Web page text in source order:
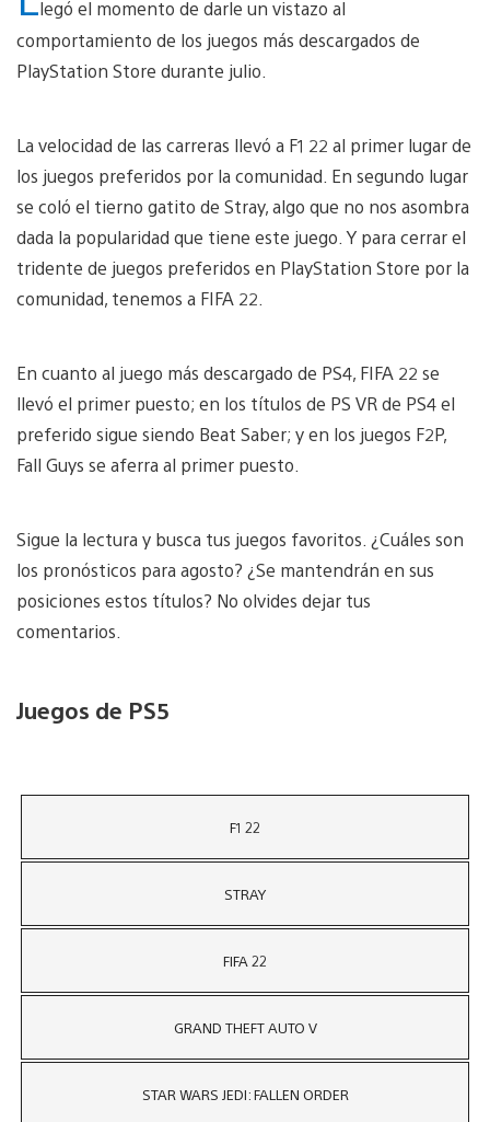
legó el momento de darle un vistazo al
comportamiento de los juegos más descargados de
PlayStation Store durante julio.
La velocidad de las carreras llevó a F1 22 al primer lugar de
los juegos preferidos por la comunidad. En segundo lugar
se coló el tierno gatito de Stray, algo que no nos asombra
dada la popularidad que tiene este juego. Y para cerrar el
tridente de juegos preferidos en PlayStation Store por la
comunidad, tenemos a FIFA 22.
En cuanto al juego más descargado de PS4, FIFA 22 se
llevó el primer puesto; en los títulos de PS VR de PS4 el
preferido sigue siendo Beat Saber; y en los juegos F2P,
Fall Guys se aferra al primer puesto.
Sigue la lectura y busca tus juegos favoritos. ¿Cuáles son
los pronósticos para agosto? ¿Se mantendrán en sus
posiciones estos títulos? No olvides dejar tus
comentarios.
Juegos de PS5
F1 22
STRAY
FIFA 22
GRAND THEFT AUTO V
STAR WARS JEDI: FALLEN ORDER